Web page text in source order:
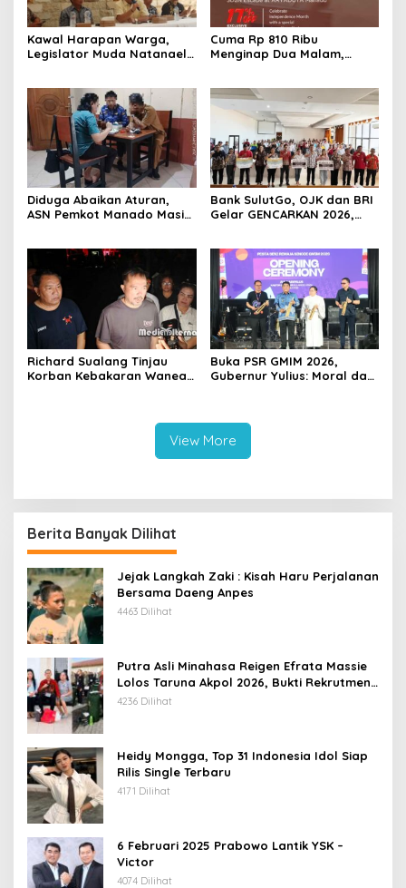
Kawal Harapan Warga,
Legislator Muda Natanael
Ditindaklanjuti
Cuma Rp 810 Ribu
Menginap Dua Malam,
“Independence Staycation”
Diduga Abaikan Aturan,
ASN Pemkot Manado Masih
Bank SulutGo, OJK dan BRI
Gelar GENCARKAN 2026,
Richard Sualang Tinjau
Korban Kebakaran Wanea,
Buka PSR GMIM 2026,
Gubernur Yulius: Moral dan
View More
Berita Banyak Dilihat
Jejak Langkah Zaki : Kisah Haru Perjalanan
Bersama Daeng Anpes
4463 Dilihat
Putra Asli Minahasa Reigen Efrata Massie
Lolos Taruna Akpol 2026, Bukti Rekrutmen
Polri Bersih, Transparan, dan Akuntabel
4236 Dilihat
Heidy Mongga, Top 31 Indonesia Idol Siap
Rilis Single Terbaru
4171 Dilihat
6 Februari 2025 Prabowo Lantik YSK –
Victor
4074 Dilihat